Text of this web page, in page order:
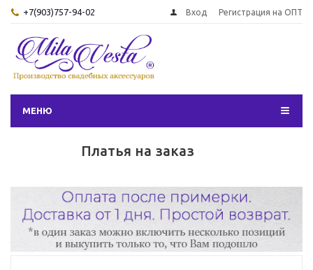
+7(903)757-94-02 Вход Регистрация на ОПТ
МЕНЮ
Платья на заказ